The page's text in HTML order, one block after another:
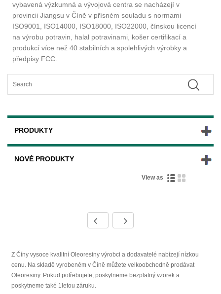
vybavená výzkumná a vývojová centra se nacházejí v
provincii Jiangsu v Číně v přísném souladu s normami
ISO9001, ISO14000, ISO18000, ISO22000, čínskou licencí
na výrobu potravin, halal potravinami, košer certifikací a
produkcí více než 40 stabilních a spolehlivých výrobky a
předpisy FCC.
PRODUKTY
NOVÉ PRODUKTY
View as
Z Číny vysoce kvalitní Oleoresiny výrobci a dodavatelé nabízejí nízkou
cenu. Na skladě vyrobeném v Číně můžete velkoobchodně prodávat
Oleoresiny. Pokud potřebujete, poskytneme bezplatný vzorek a
poskytneme také 1letou záruku.